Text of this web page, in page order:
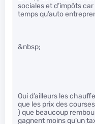
sociales et d’impôts
temps qu’auto
&nbsp;
Oui d’ailleurs les
que les prix des
) que beaucoup
gagnent moins qu’un